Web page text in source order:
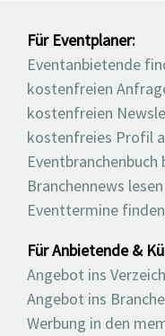
Für Eventplaner:
Eventanbietende
kostenfreien
kostenfreien
kostenfreies Profil
Eventbranchenbuch
Branchennews lesen
Eventtermine finden
Für Anbietende &
Angebot ins
Angebot ins
Werbung in den